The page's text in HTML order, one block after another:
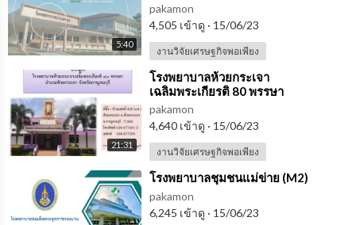
5:40
pakamon
4,505 เข้าดู · 15/06/23
งานวิจัยเศรษฐกิจพอเพียง
21:31
⁣⁣โรงพยาบาลห้วยกระเจา
เฉลิมพระเกียรติ 80 พรรษา
pakamon
4,640 เข้าดู · 15/06/23
งานวิจัยเศรษฐกิจพอเพียง
⁣⁣โรงพยาบาลชุมชนแม่ข่าย (M2)
pakamon
6,245 เข้าดู · 15/06/23